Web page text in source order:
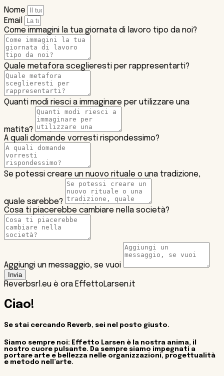
Nome
Email
Come immagini la tua giornata di lavoro tipo da noi?
Quale metafora sceglieresti per rappresentarti?
Quanti modi riesci a immaginare per utilizzare una
matita?
A quali domande vorresti rispondessimo?
Se potessi creare un nuovo rituale o una tradizione,
quale sarebbe?
Cosa ti piacerebbe cambiare nella società?
Aggiungi un messaggio, se vuoi
Invia
Reverbsrl.eu è ora EffettoLarsen.it
Ciao!
Se stai cercando Reverb, sei nel posto giusto.
Siamo sempre noi: Effetto Larsen è la nostra anima, il
nostro cuore pulsante. Da sempre siamo impegnati a
portare arte e bellezza nelle organizzazioni, progettualità
e metodo nell’arte.